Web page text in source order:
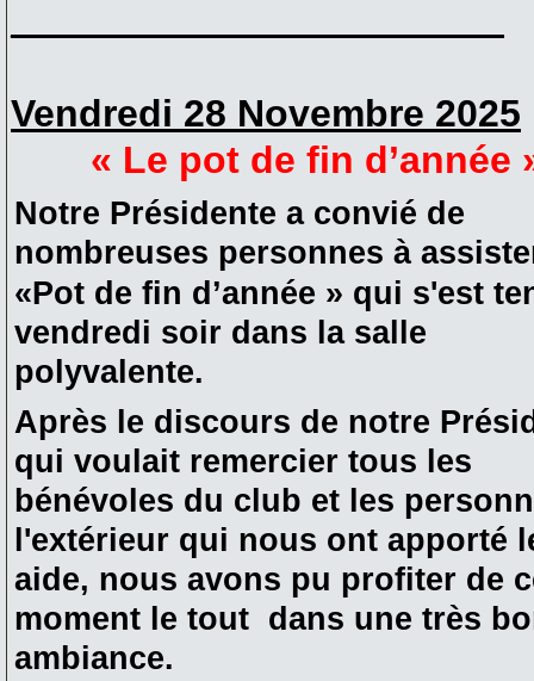
Vendredi 28 Novembre 2025
« Le pot de fin d’année
Notre Présidente a convié de
nombreuses personnes à
«Pot de fin d’année » qui s'est
vendredi soir dans la salle
polyvalente.
Après le discours de notre
qui voulait remercier tous les
bénévoles du club et les
l'extérieur qui nous ont apporté
aide, nous avons pu profiter de
moment le tout dans une très
ambiance.